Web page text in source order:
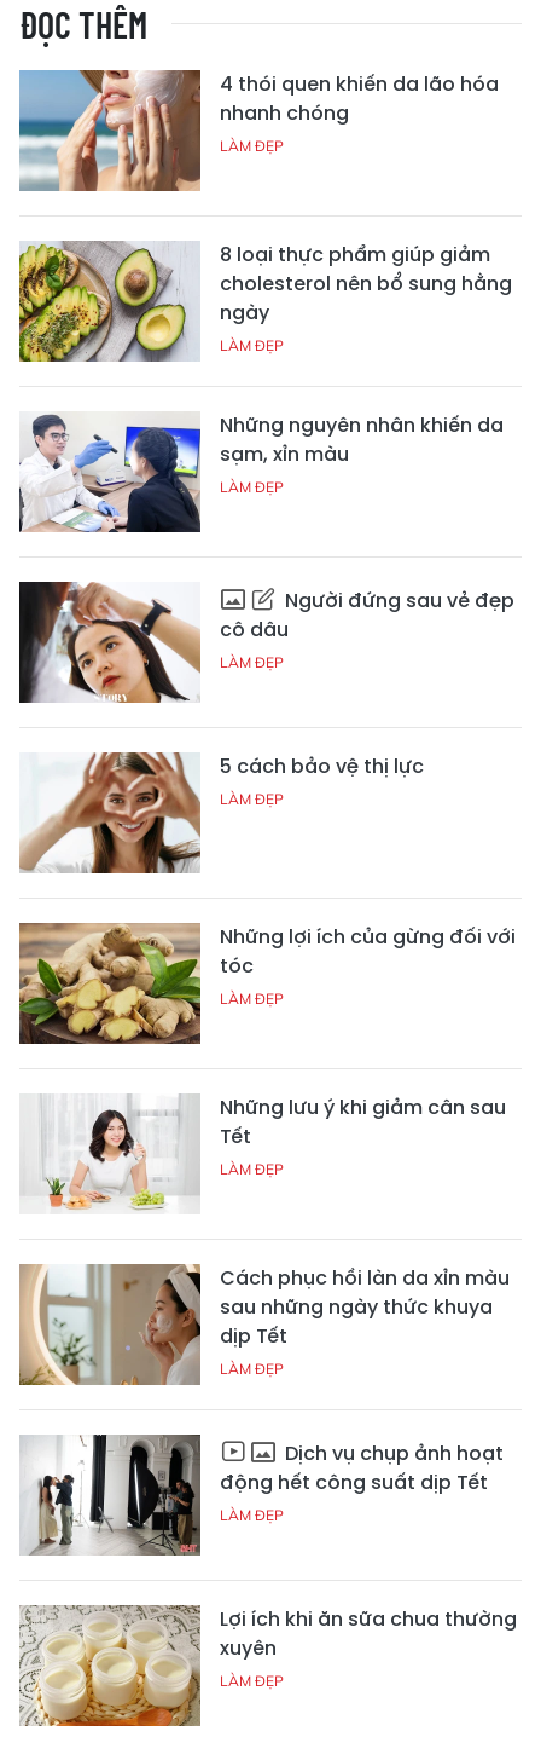
ĐỌC THÊM
4 thói quen khiến da lão hóa
nhanh chóng
LÀM ĐẸP
8 loại thực phẩm giúp giảm
cholesterol nên bổ sung hằng
ngày
LÀM ĐẸP
Những nguyên nhân khiến da
sạm, xỉn màu
LÀM ĐẸP
Người đứng sau vẻ đẹp
cô dâu
LÀM ĐẸP
5 cách bảo vệ thị lực
LÀM ĐẸP
Những lợi ích của gừng đối với
tóc
LÀM ĐẸP
Những lưu ý khi giảm cân sau
Tết
LÀM ĐẸP
Cách phục hồi làn da xỉn màu
sau những ngày thức khuya
dịp Tết
LÀM ĐẸP
Dịch vụ chụp ảnh hoạt
động hết công suất dịp Tết
LÀM ĐẸP
Lợi ích khi ăn sữa chua thường
xuyên
LÀM ĐẸP